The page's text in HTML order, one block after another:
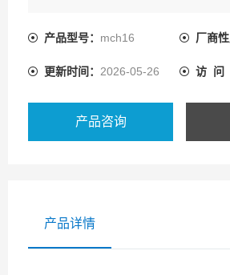
用途：防尘、除尘
适用对象：空气
品牌：COLTRI SUB
产品型号： mch16 厂商性
更新时间： 2026-05-26 访 问
产品咨询
产品详情